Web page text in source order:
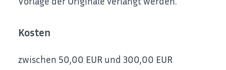
Kosten
zwischen 50,00 EUR und 300,00 EUR